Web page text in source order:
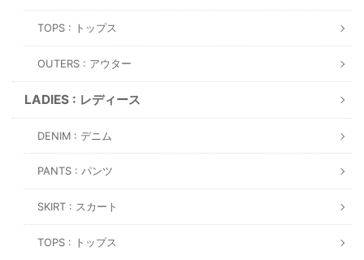
TOPS : トップス
OUTERS : アウター
LADIES : レディース
DENIM : デニム
PANTS : パンツ
SKIRT : スカート
TOPS : トップス